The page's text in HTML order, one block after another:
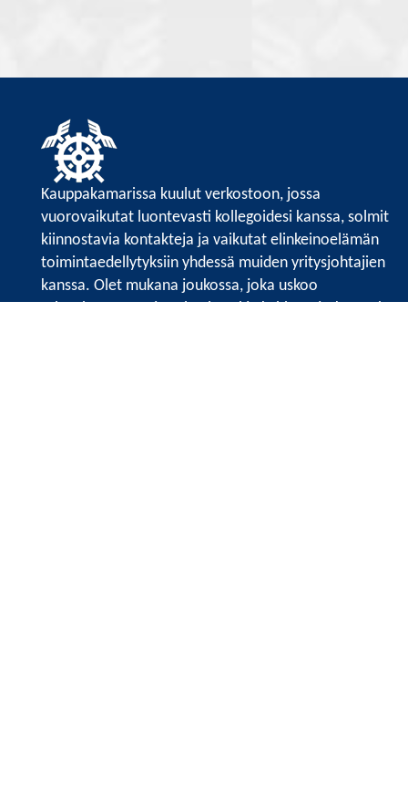
Kauppakamarissa kuulut verkostoon, jossa
vuorovaikutat luontevasti kollegoidesi kanssa, solmit
kiinnostavia kontakteja ja vaikutat elinkeinoelämän
toimintaedellytyksiin yhdessä muiden yritysjohtajien
kanssa. Olet mukana joukossa, joka uskoo